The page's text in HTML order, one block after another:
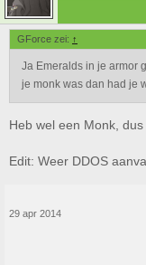
GForce zei: ↑
Ja Emeralds in je armor
je monk was dan had je
Heb wel een Monk, dus
Edit: Weer DDOS
29 apr 2014